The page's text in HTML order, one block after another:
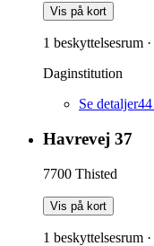
Vis på kort
1 beskyttelsesrum ·
Daginstitution
Se detaljer44
Havrevej 37
7700 Thisted
Vis på kort
1 beskyttelsesrum ·